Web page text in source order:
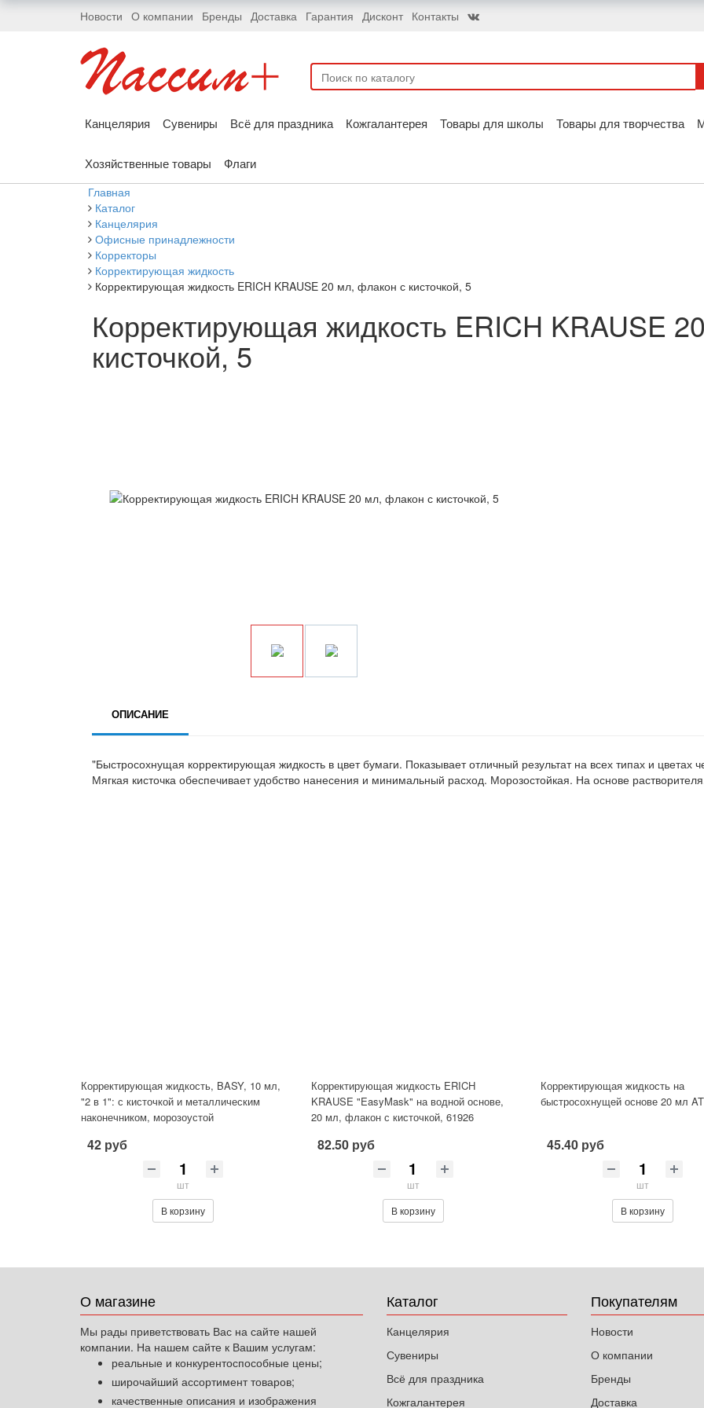
Новости О компании Бренды Доставка Гарантия Дисконт Контакты
Канцелярия Сувениры Всё для праздника Кожгалантерея Товары для школы Товары для творчества
Хозяйственные товары Флаги
Главная
Каталог
Канцелярия
Офисные принадлежности
Корректоры
Корректирующая жидкость
Корректирующая жидкость ERICH KRAUSE 20 мл, флакон с кисточкой, 5
Корректирующая жидкость ERICH KRAUSE
кисточкой, 5
ОПИСАНИЕ
"Быстросохнущая корректирующая жидкость в цвет бумаги. Показывает отличный результат на всех типах и цветах
Мягкая кисточка обеспечивает удобство нанесения и минимальный расход. Морозостойкая. На основе
Корректирующая жидкость, BASY, 10 мл,
"2 в 1": с кисточкой и металлическим
наконечником, морозоустой
42 руб
шт
В корзину
Корректирующая жидкость ERICH
KRAUSE "EasyMask" на водной основе,
20 мл, флакон с кисточкой, 61926
82.50 руб
шт
В корзину
Корректирующая жидкость на
быстросохнущей основе 20 мл
45.40 руб
шт
В корзину
О магазине
Мы рады приветствовать Вас на сайте нашей
компании. На нашем сайте к Вашим услугам:
реальные и конкурентоспособные цены;
широчайший ассортимент товаров;
качественные описания и изображения
Каталог
Канцелярия
Сувениры
Всё для праздника
Кожгалантерея
Покупателям
Новости
О компании
Бренды
Доставка